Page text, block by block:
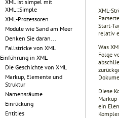
XML ist simpel mit
XML::Simple
XML-Prozessoren
Module wie Sand am Meer
Denken Sie daran...
Fallstricke von XML
Einführung in XML
Die Geschichte von XML
Markup, Elemente und
Struktur
Namensräume
Einrückung
Entities
XML-
Start-
relativ
Was
Folge
Diese
ein